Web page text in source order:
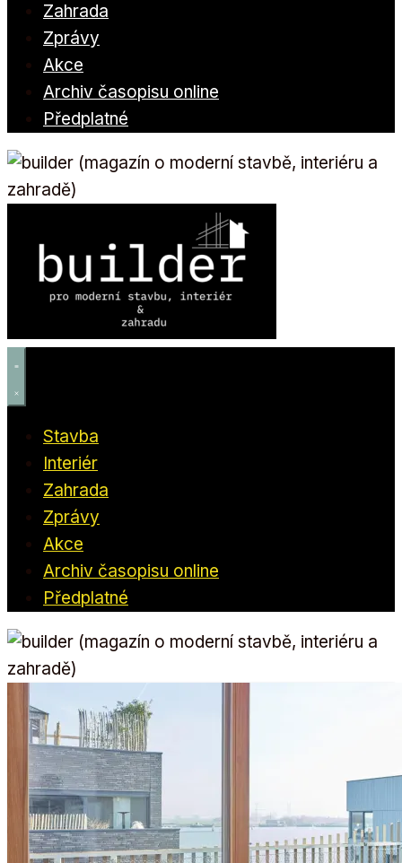
Zahrada
Zprávy
Akce
Archiv časopisu online
Předplatné
Stavba
Interiér
Zahrada
Zprávy
Akce
Archiv časopisu online
Předplatné